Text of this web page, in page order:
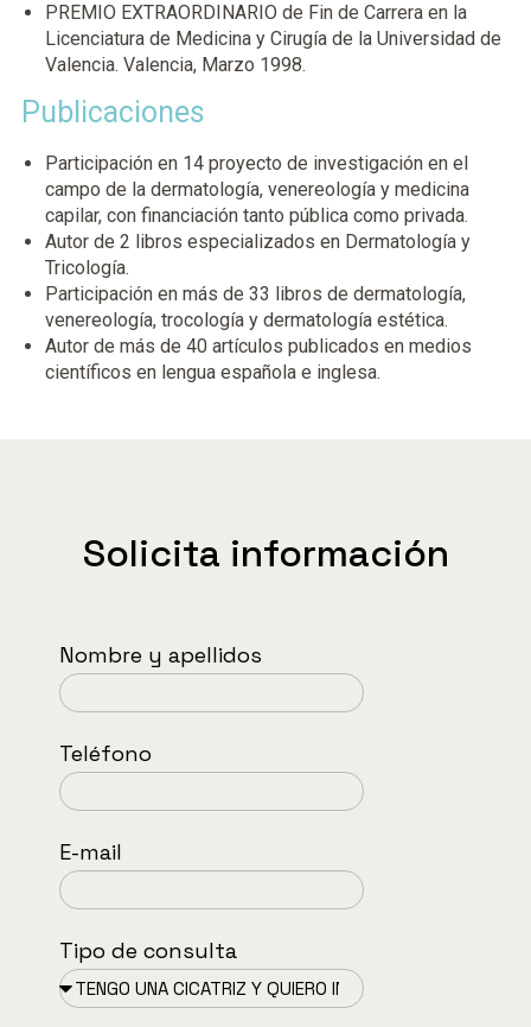
PREMIO EXTRAORDINARIO de Fin de Carrera en la
Licenciatura de Medicina y Cirugía de la Universidad de
Valencia. Valencia, Marzo 1998.
Publicaciones
Participación en 14 proyecto de investigación en el
campo de la dermatología, venereología y medicina
capilar, con financiación tanto pública como privada.
Autor de 2 libros especializados en Dermatología y
Tricología.
Participación en más de 33 libros de dermatología,
venereología, trocología y dermatología estética.
Autor de más de 40 artículos publicados en medios
científicos en lengua española e inglesa.
Solicita información
Nombre y apellidos
Teléfono
E-mail
Tipo de consulta